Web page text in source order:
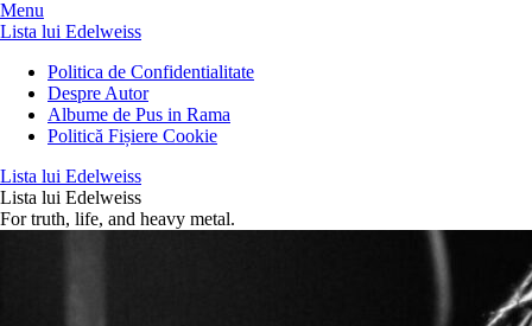
Menu
Lista lui Edelweiss
Politica de Confidentialitate
Despre Autor
Albume de Pus in Rama
Politică Fișiere Cookie
Lista lui Edelweiss
Lista lui Edelweiss
For truth, life, and heavy metal.